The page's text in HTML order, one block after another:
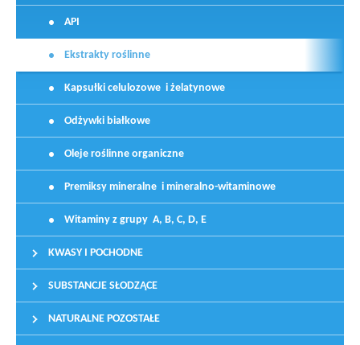
API
Ekstrakty roślinne
Kapsułki celulozowe i żelatynowe
Odżywki białkowe
Oleje roślinne organiczne
Premiksy mineralne i mineralno-witaminowe
Witaminy z grupy A, B, C, D, E
KWASY I POCHODNE
SUBSTANCJE SŁODZĄCE
NATURALNE POZOSTAŁE